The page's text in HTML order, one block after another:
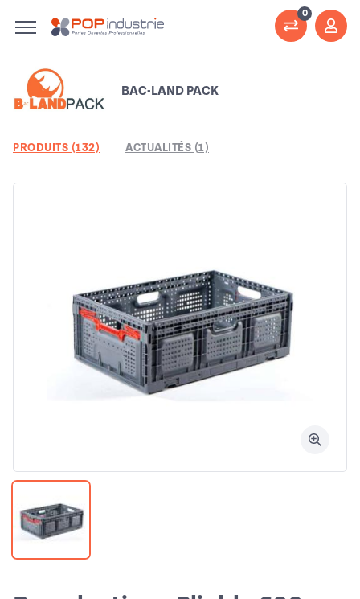
0
BAC-LAND PACK
PRODUITS (132) ACTUALITÉS (1)